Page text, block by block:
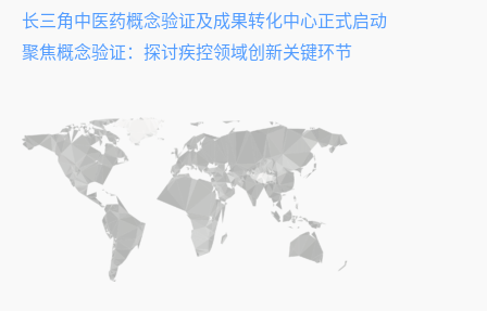
长三角中医药概念验证及成果转化中心正式启动
聚焦概念验证：探讨疾控领域创新关键环节